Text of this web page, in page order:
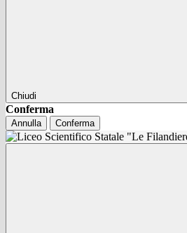
Chiudi
Conferma
Annulla Conferma